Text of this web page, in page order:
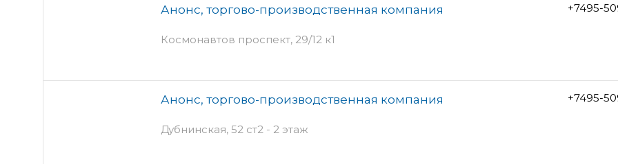
Анонс, торгово-производственная компания
Космонавтов проспект, 29/12 к1
+7495-
Анонс, торгово-производственная компания
Дубнинская, 52 ст2 - 2 этаж
+7495-